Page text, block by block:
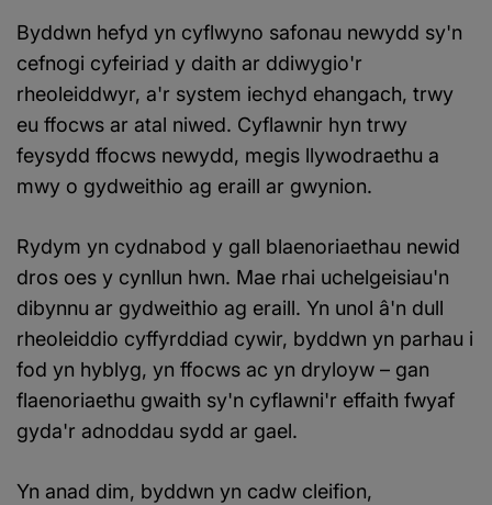
Byddwn hefyd yn cyflwyno safonau newydd sy'n
cefnogi cyfeiriad y daith ar ddiwygio'r
rheoleiddwyr, a'r system iechyd ehangach, trwy
eu ffocws ar atal niwed. Cyflawnir hyn trwy
feysydd ffocws newydd, megis llywodraethu a
mwy o gydweithio ag eraill ar gwynion.
Rydym yn cydnabod y gall blaenoriaethau newid
dros oes y cynllun hwn. Mae rhai uchelgeisiau'n
dibynnu ar gydweithio ag eraill. Yn unol â'n dull
rheoleiddio cyffyrddiad cywir, byddwn yn parhau i
fod yn hyblyg, yn ffocws ac yn dryloyw – gan
flaenoriaethu gwaith sy'n cyflawni'r effaith fwyaf
gyda'r adnoddau sydd ar gael.
Yn anad dim, byddwn yn cadw cleifion,